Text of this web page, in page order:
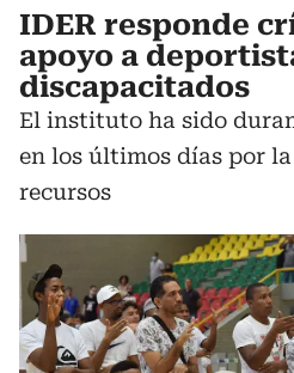
IDER responde
apoyo a
discapacitados
El instituto ha sido
en los últimos días por
recursos